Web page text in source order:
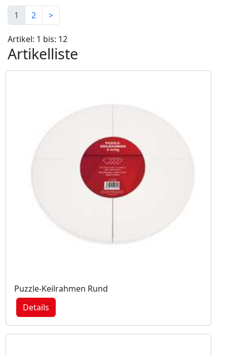
1 2 >
Artikel: 1 bis: 12
Artikelliste
Puzzle-Keilrahmen Rund
Details